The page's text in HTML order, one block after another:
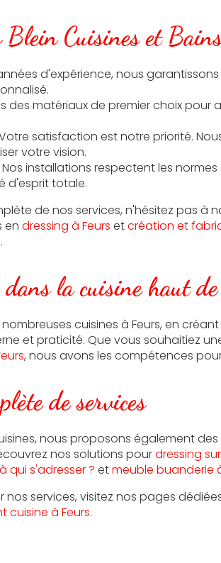
Cuisines et
d'expérience, nous
des matériaux de premier choix pour
satisfaction est notre priorité.
votre vision.
Nos installations respectent les
d'esprit totale.
de nos services, n'hésitez pas à
en dressing à Feurs etcréation et
.
la cuisine haut de
cuisines à Feurs, en
et praticité. Que vous souhaitiez
, nous avons les compétences
de services
nous proposons également
nos solutions pourdressing
qui s'adresser ? etmeuble buanderie
services, visitez nos pages
cuisine à Feurs.